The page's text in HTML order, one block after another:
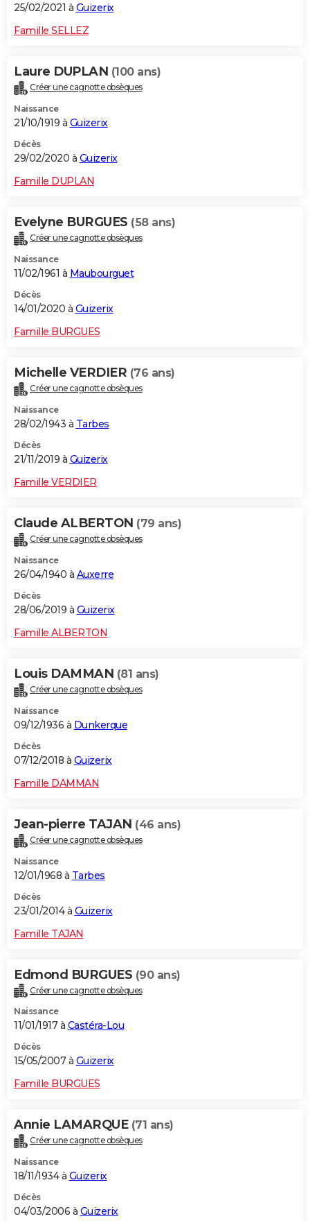
25/02/2021 à Guizerix
Famille SELLEZ
Laure DUPLAN (100 ans)
Créer une cagnotte obsèques
Naissance
21/10/1919 à Guizerix
Décès
29/02/2020 à Guizerix
Famille DUPLAN
Evelyne BURGUES (58 ans)
Créer une cagnotte obsèques
Naissance
11/02/1961 à Maubourguet
Décès
14/01/2020 à Guizerix
Famille BURGUES
Michelle VERDIER (76 ans)
Créer une cagnotte obsèques
Naissance
28/02/1943 à Tarbes
Décès
21/11/2019 à Guizerix
Famille VERDIER
Claude ALBERTON (79 ans)
Créer une cagnotte obsèques
Naissance
26/04/1940 à Auxerre
Décès
28/06/2019 à Guizerix
Famille ALBERTON
Louis DAMMAN (81 ans)
Créer une cagnotte obsèques
Naissance
09/12/1936 à Dunkerque
Décès
07/12/2018 à Guizerix
Famille DAMMAN
Jean-pierre TAJAN (46 ans)
Créer une cagnotte obsèques
Naissance
12/01/1968 à Tarbes
Décès
23/01/2014 à Guizerix
Famille TAJAN
Edmond BURGUES (90 ans)
Créer une cagnotte obsèques
Naissance
11/01/1917 à Castéra-Lou
Décès
15/05/2007 à Guizerix
Famille BURGUES
Annie LAMARQUE (71 ans)
Créer une cagnotte obsèques
Naissance
18/11/1934 à Guizerix
Décès
04/03/2006 à Guizerix